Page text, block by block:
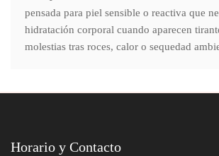
pensada para piel sensible o reactiva que
hidratación corporal cuando aparecen
molestias tras roces, calor o sequedad
Horario y Contacto